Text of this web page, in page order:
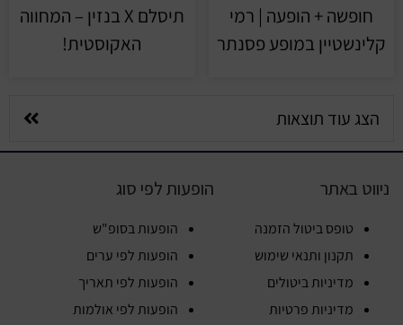
חופשה + הופעה | רמי
קלינשטיין במופע פסנתר
תיסלם X בנזין – המחווה
האקוסטית!
הצג עוד תוצאות
ניווט באתר
טופס ביטול הזמנה
תקנון ותנאי שימוש
מדיניות ביטולים
מדיניות פרטיות
הופעות לפי סוג
הופעות בסופ"ש
הופעות לפי ערים
הופעות לפי תאריך
הופעות לפי אולמות